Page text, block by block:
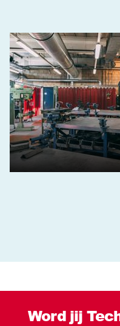
Word jij